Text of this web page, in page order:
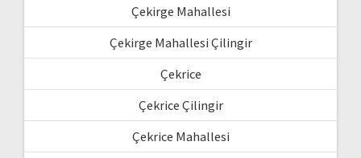
Çekirge Mahallesi
Çekirge Mahallesi Çilingir
Çekrice
Çekrice Çilingir
Çekrice Mahallesi